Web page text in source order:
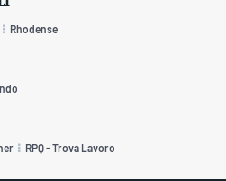
Rhodense
RPQ - Trova Lavoro